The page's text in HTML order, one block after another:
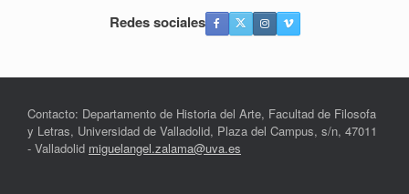
Redes sociales
Contacto: Departamento de Historia del Arte, Facultad de Filosofa
y Letras, Universidad de Valladolid, Plaza del Campus, s/n, 47011
- Valladolid miguelangel.zalama@uva.es